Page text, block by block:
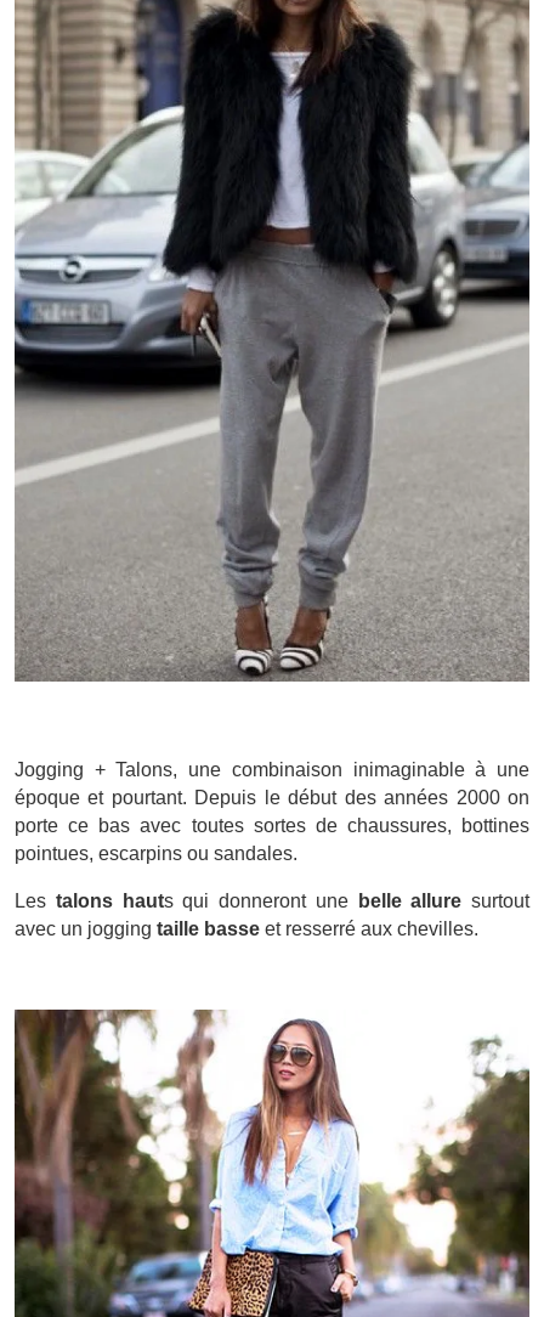
Jogging + Talons, une combinaison inimaginable à une
époque et pourtant. Depuis le début des années 2000 on
porte ce bas avec toutes sortes de chaussures, bottines
pointues, escarpins ou sandales.
Les talons hauts qui donneront une belle allure surtout
avec un jogging taille basse et resserré aux chevilles.